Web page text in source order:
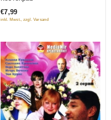
of
€7,99
inkl. Mwst., zzgl. Versand